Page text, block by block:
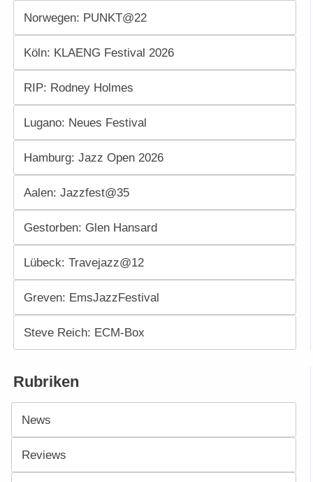
Norwegen: PUNKT@22
Köln: KLAENG Festival 2026
RIP: Rodney Holmes
Lugano: Neues Festival
Hamburg: Jazz Open 2026
Aalen: Jazzfest@35
Gestorben: Glen Hansard
Lübeck: Travejazz@12
Greven: EmsJazzFestival
Steve Reich: ECM-Box
Rubriken
News
Reviews